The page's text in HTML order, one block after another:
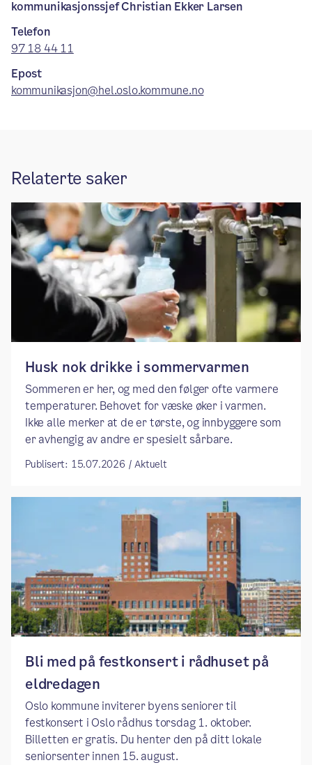
kommunikasjonssjef Christian Ekker Larsen
Telefon
97 18 44 11
Epost
kommunikasjon@hel.oslo.kommune.no
Relaterte saker
Husk nok drikke i sommervarmen
Sommeren er her, og med den følger ofte varmere
temperaturer. Behovet for væske øker i varmen.
Ikke alle merker at de er tørste, og innbyggere som
er avhengig av andre er spesielt sårbare.
Publisert: 15.07.2026 / Aktuelt
Bli med på festkonsert i rådhuset på
eldredagen
Oslo kommune inviterer byens seniorer til
festkonsert i Oslo rådhus torsdag 1. oktober.
Billetten er gratis. Du henter den på ditt lokale
seniorsenter innen 15. august.